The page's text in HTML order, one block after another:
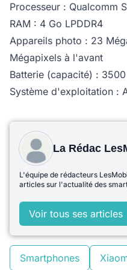
Processeur : Qualcomm
RAM : 4 Go LPDDR4
Appareils photo : 23
Mégapixels à l'avant
Batterie (capacité) :
Système d'exploitation :
La Rédac
L'équipe de rédacteurs
articles sur l'actualité des
Voir tous ses articles
Smartphones